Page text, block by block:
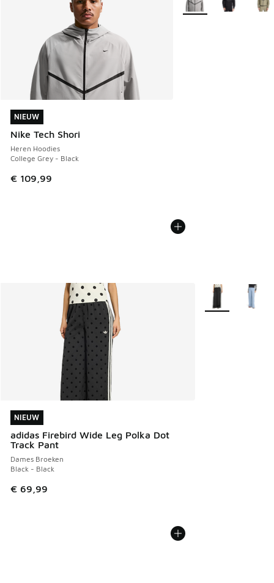
NIEUW
Nike Tech Shori
Heren Hoodies
College Grey - Black
€ 109,99
NIEUW
NIEUW
adidas Firebird Wide Leg Polka Dot
Track Pant
Dames Broeken
Black - Black
€ 69,99
NIEUW
Meer kleuren